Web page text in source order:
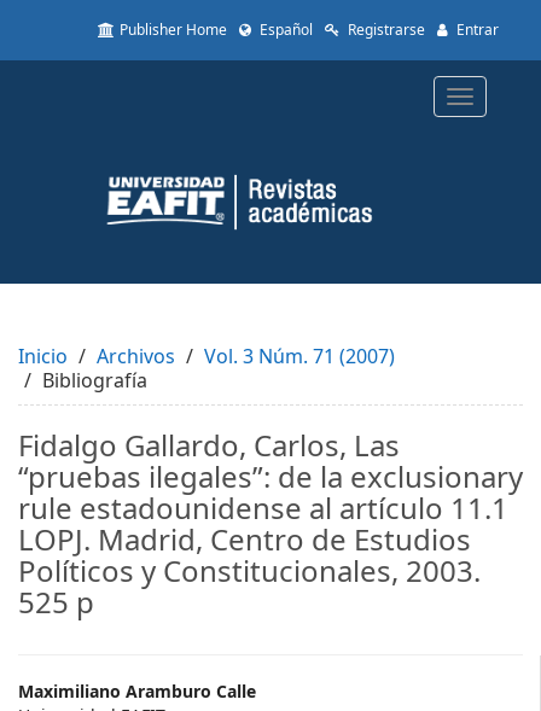
to
Content
Sidebar
Publisher Home Español Registrarse Entrar
Toggle
Inicio Archivos
Vol. 3 Núm. 71 (2007)
Bibliografía
Fidalgo Gallardo, Carlos, Las
“pruebas ilegales”: de la exclusionary
rule estadounidense al artículo 11.1
LOPJ. Madrid, Centro de Estudios
Políticos y Constitucionales, 2003.
525 p
Main
Maximiliano Aramburo Calle